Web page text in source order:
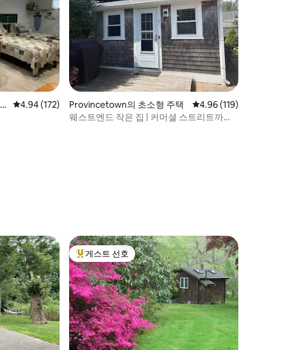
평점 4.94점(5점 만점), 후기 172개
4.94 (172)
Provincetown의 초소형 주택 평점 4.96점(5점 만점),
4.96 (119)
웨스트엔드 작은 집 | 커머셜 스트리트까지
상위 게스트 선호
게스트 선호